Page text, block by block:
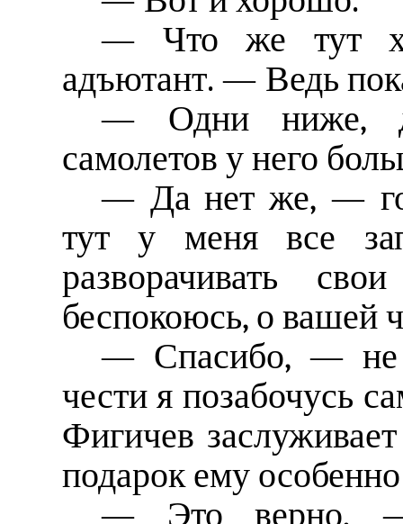
— Что же тут
адъютант. — Ведь
— Одни ниже,
самолетов у него
— Да нет же, —
тут у меня все
разворачивать
беспокоюсь, о вашей
— Спасибо, — не
чести я позабочусь
Фигичев
подарок ему
— Это верно, —